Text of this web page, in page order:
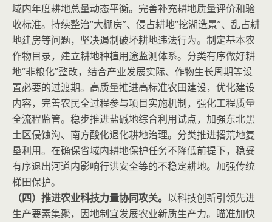
域内年度耕地总量动态平衡。完善补充耕地质量评价和验
收标准。持续整治“大棚房”、侵占耕地“挖湖造景”、乱占耕
地建房等问题，坚决遏制破坏耕地违法行为。制定基本农
作物目录，建立耕地种植用途监测体系。分类有序做好耕
地“非粮化”整改，结合产业发展实际、作物生长周期等设
置必要的过渡期。高质量推进高标准农田建设，优化建设
内容，完善农民全过程参与项目实施机制，强化工程质量
全流程监管。稳步推进盐碱地综合利用试点，加强东北黑
土区侵蚀沟、南方酸化退化耕地治理。分类推进撂荒地复
垦利用。在确保省域内耕地保护任务不降低前提下，稳妥
有序退出河道内影响行洪安全等的不稳定耕地。加强传统
梯田保护。
（四）推进农业科技力量协同攻关。 以科技创新引领先进
生产要素集聚，因地制宜发展农业新质生产力。瞄准加快